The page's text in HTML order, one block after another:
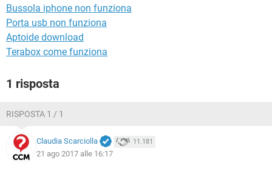
Bussola iphone non funziona
Porta usb non funziona
Aptoide download
Terabox come funziona
1 risposta
RISPOSTA 1 / 1
Claudia Scarciolla 11.181
21 ago 2017 alle 16:17